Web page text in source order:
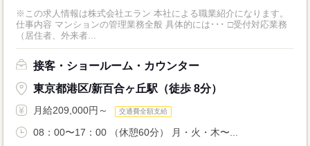
※この求人情報は株式会社エラン 本社による職業紹介になります。
仕事内容 マンションの管理業務全般 具体的には･･･ □受付対応業務
（居住者、外来者...
接客・ショールーム・カウンター
東京都港区/新百合ヶ丘駅（徒歩 8分）
月給209,000円～ 交通費全額支給
08：00〜17：00 （休憩60分） 月・火・木〜...